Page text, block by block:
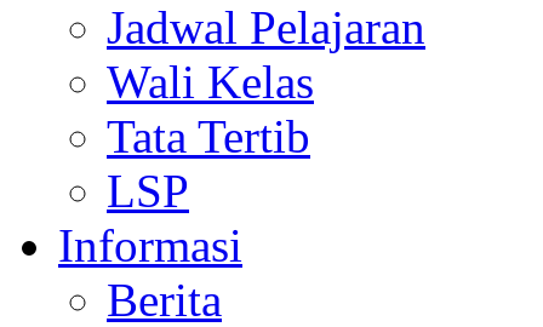
Jadwal Pelajaran
Wali Kelas
Tata Tertib
LSP
Informasi
Berita